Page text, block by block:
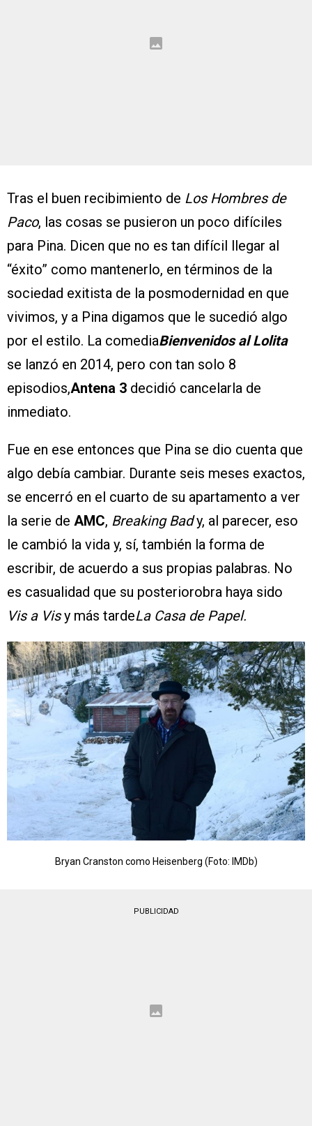
Tras el buen recibimiento de Los Hombres de
Paco, las cosas se pusieron un poco difíciles
para Pina. Dicen que no es tan difícil llegar al
“éxito” como mantenerlo, en términos de la
sociedad exitista de la posmodernidad en que
vivimos, y a Pina digamos que le sucedió algo
por el estilo. La comediaBienvenidos al Lolita
se lanzó en 2014, pero con tan solo 8
episodios,Antena 3 decidió cancelarla de
inmediato.
Fue en ese entonces que Pina se dio cuenta que
algo debía cambiar. Durante seis meses exactos,
se encerró en el cuarto de su apartamento a ver
la serie de AMC, Breaking Bady, al parecer, eso
le cambió la vida y, sí, también la forma de
escribir, de acuerdo a sus propias palabras. No
es casualidad que su posteriorobra haya sido
Vis a Visy más tardeLa Casa de Papel.
Bryan Cranston como Heisenberg (Foto: IMDb)
PUBLICIDAD